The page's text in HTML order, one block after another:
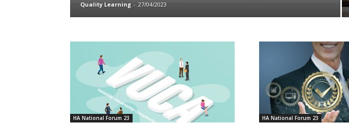
Quality Learning - 27/04/2023
HA National Forum 23 HA National Forum 23